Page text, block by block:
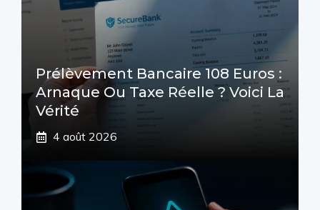
Prélèvement Bancaire 108 Euros :
Arnaque Ou Taxe Réelle ? Voici La
Vérité
4 août 2026